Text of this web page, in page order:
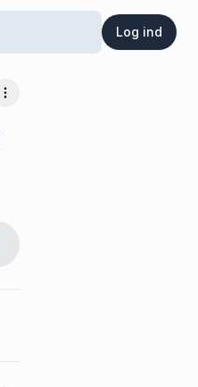
Log ind
Flere muligheder